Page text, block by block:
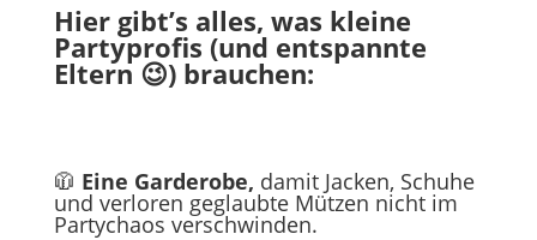
Hier gibt’s alles, was kleine
Partyprofis (und entspannte
Eltern 😉) brauchen:
🧥 Eine Garderobe, damit Jacken, Schuhe
und verloren geglaubte Mützen nicht im
Partychaos verschwinden.